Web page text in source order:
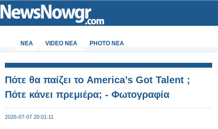
ΝΕΑ VIDEO NEA PHOTO NEA
Πότε θα παίζει το America’s Got Talent ;
Πότε κάνει πρεμιέρα; - Φωτογραφία
2026-07-07 20:01:11